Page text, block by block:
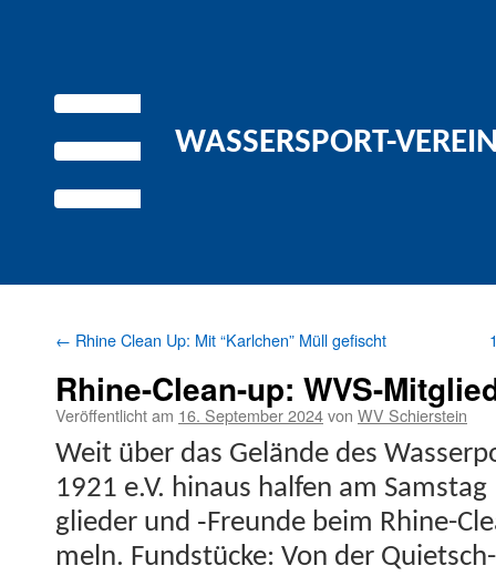
WASSERSPORT-
← Rhine Clean Up: Mit “Karlchen” Müll gefischt
Rhine-Clean-up: WVS-
Veröffentlicht am 16. September 2024von WV Schierstein
Weit über das Gelände des
1921 e.V. hin­aus halfen am
glieder und ‑Fre­unde beim Rhine-
meln. Fund­stücke: Von der